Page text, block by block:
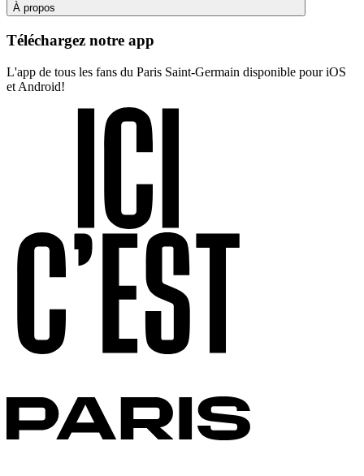
À propos
Téléchargez notre app
L'app de tous les fans du Paris Saint-Germain disponible pour iOS
et Android!